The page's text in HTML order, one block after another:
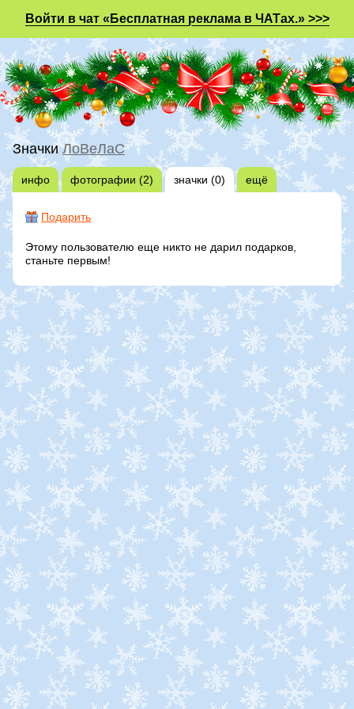
Войти в чат «Бесплатная реклама в ЧАТах.» >>>
ЗначкиЛоВеЛаС
инфо фотографии (2) значки (0) ещё
Подарить
Этому пользователю еще никто не дарил подарков,
станьте первым!